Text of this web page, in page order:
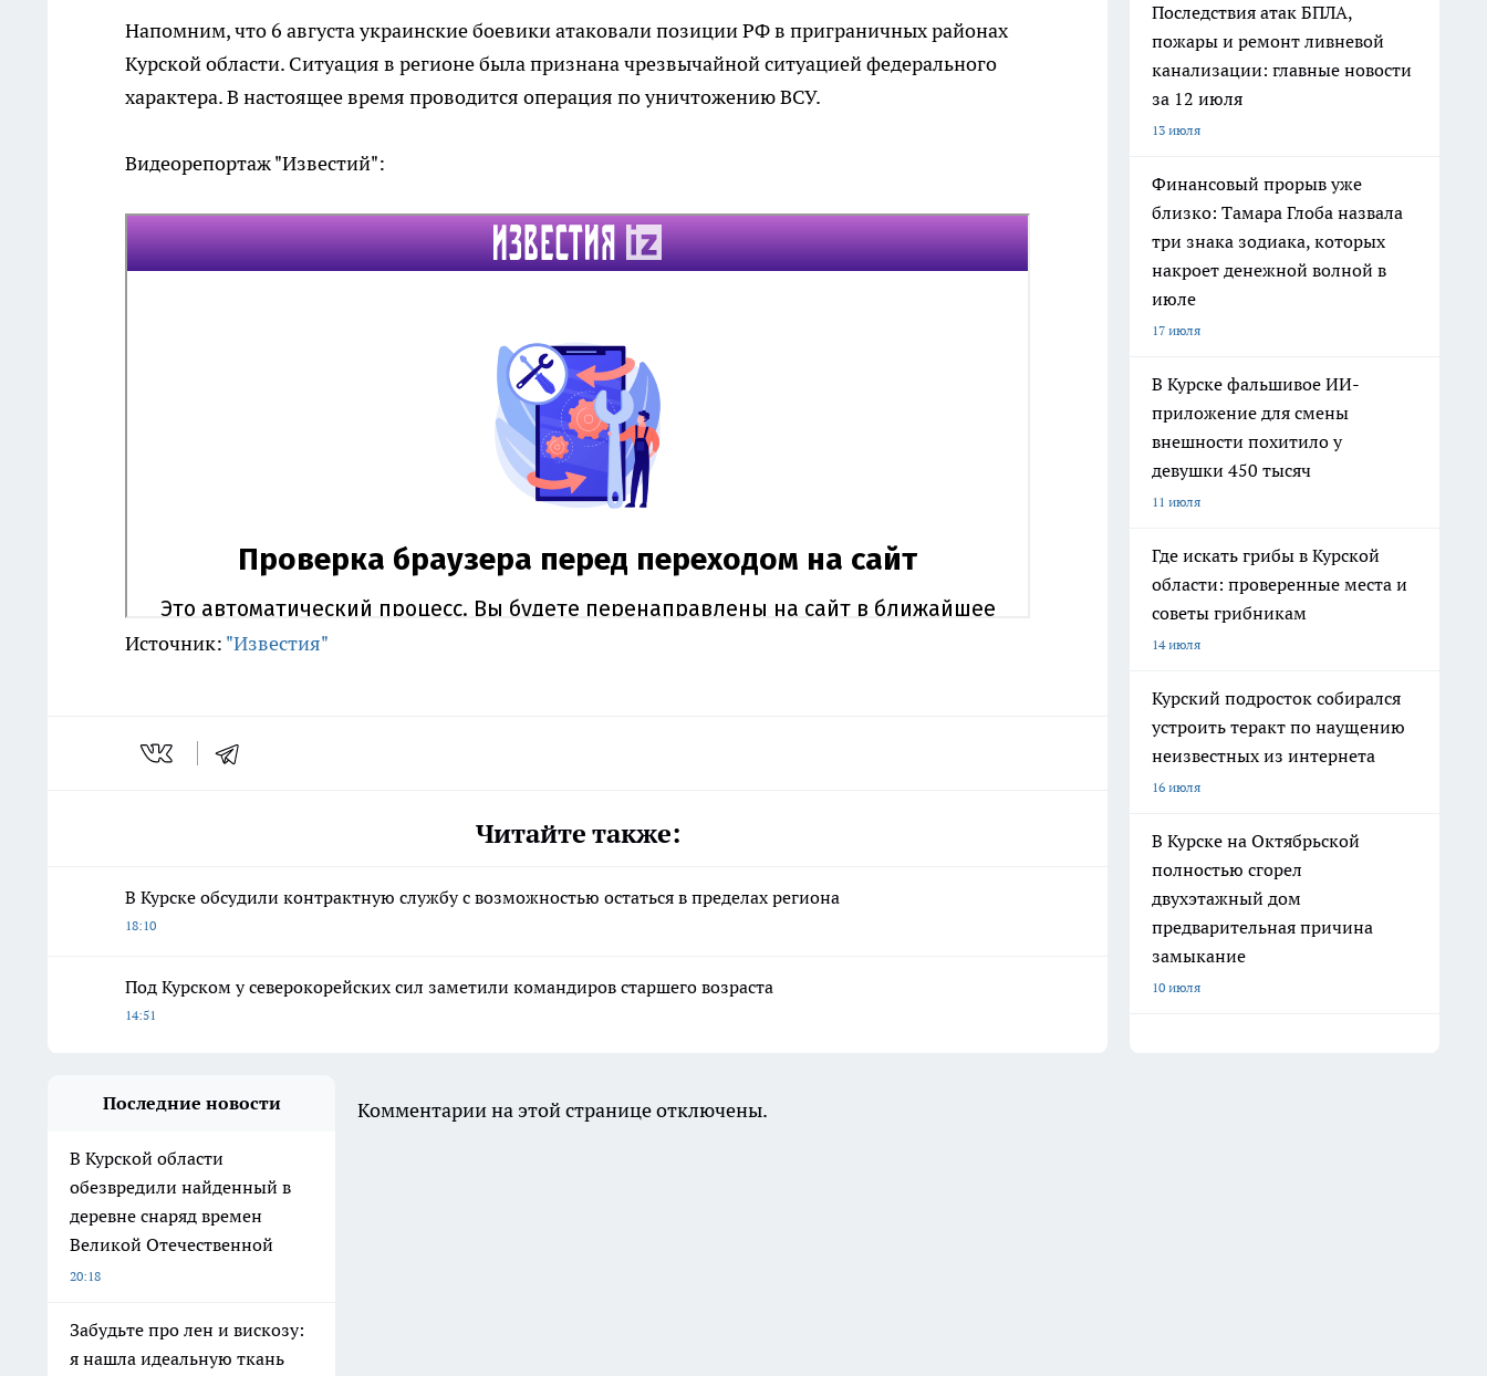
Напомним, что 6 августа украинские боевики атаковали позиции РФ в приграничных районах
Курской области. Ситуация в регионе была признана чрезвычайной ситуацией федерального
характера. В настоящее время проводится операция по уничтожению ВСУ.
Видеорепортаж "Известий":
Источник: "Известия"
Читайте также:
В Курске обсудили контрактную службу с возможностью остаться в пределах региона
18:10
Под Курском у северокорейских сил заметили командиров старшего возраста
14:51
Последствия атак БПЛА,
пожары и ремонт ливневой
канализации: главные новости
за 12 июля
13 июля
Финансовый прорыв уже
близко: Тамара Глоба назвала
три знака зодиака, которых
накроет денежной волной в
июле
17 июля
В Курске фальшивое ИИ-
приложение для смены
внешности похитило у
девушки 450 тысяч
11 июля
Где искать грибы в Курской
области: проверенные места и
советы грибникам
14 июля
Курский подросток собирался
устроить теракт по наущению
неизвестных из интернета
16 июля
В Курске на Октябрьской
полностью сгорел
двухэтажный дом
предварительная причина
замыкание
10 июля
Последние новости
В Курской области
обезвредили найденный в
деревне снаряд времен
Великой Отечественной
20:18
Забудьте про лен и вискозу:
я нашла идеальную ткань
Комментарии на этой странице отключены.